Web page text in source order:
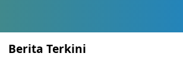
Berita Terkini